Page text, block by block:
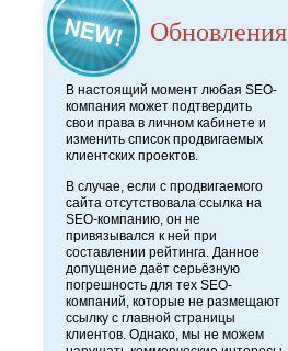
Обновления
В настоящий момент любая SEO-
компания может подтвердить
свои права в личном кабинете и
изменить список продвигаемых
клиентских проектов.
В случае, если с продвигаемого
сайта отсутствовала ссылка на
SEO-компанию, он не
привязывался к ней при
составлении рейтинга. Данное
допущение даёт серьёзную
погрешность для тех SEO-
компаний, которые не размещают
ссылку с главной страницы
клиентов. Однако, мы не можем